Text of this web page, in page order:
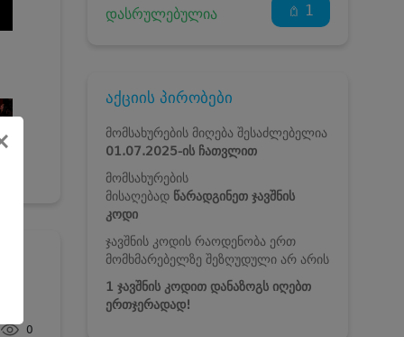
0
დასრულებულია 1
აქციის პირობები
მომსახურების მიღება შესაძლებელია
01.07.2025-ისჩათვლით
მომსახურების
მისაღებადწარადგინეთ ჯავშნის
კოდი
ჯავშნის კოდის რაოდენობა ერთ
მომხმარებელზე შეზღუდული არ არის
1 ჯავშნის კოდით დანაზოგს იღებთ
ერთჯერადად!